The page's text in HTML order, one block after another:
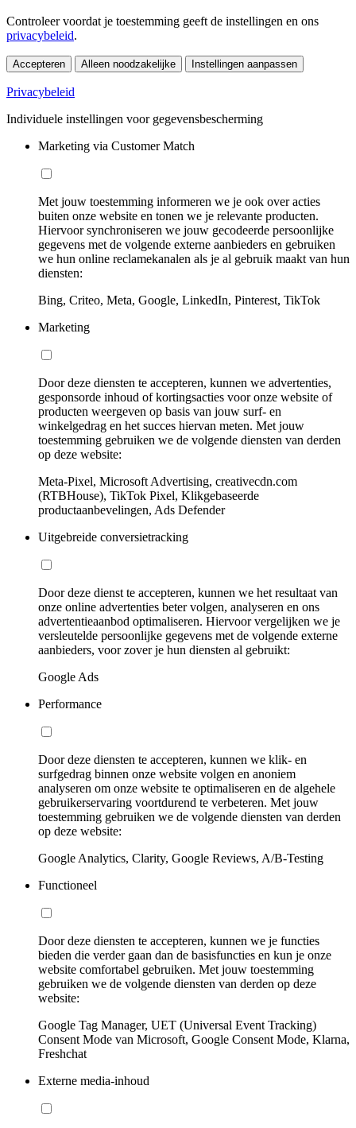
Controleer voordat je toestemming geeft de instellingen en ons
privacybeleid.
Accepteren Alleen noodzakelijke Instellingen aanpassen
Privacybeleid
Individuele instellingen voor gegevensbescherming
Marketing via Customer Match
Met jouw toestemming informeren we je ook over acties
buiten onze website en tonen we je relevante producten.
Hiervoor synchroniseren we jouw gecodeerde persoonlijke
gegevens met de volgende externe aanbieders en gebruiken
we hun online reclamekanalen als je al gebruik maakt van hun
diensten:
Bing, Criteo, Meta, Google, LinkedIn, Pinterest, TikTok
Marketing
Door deze diensten te accepteren, kunnen we advertenties,
gesponsorde inhoud of kortingsacties voor onze website of
producten weergeven op basis van jouw surf- en
winkelgedrag en het succes hiervan meten. Met jouw
toestemming gebruiken we de volgende diensten van derden
op deze website:
Meta-Pixel, Microsoft Advertising, creativecdn.com
(RTBHouse), TikTok Pixel, Klikgebaseerde
productaanbevelingen, Ads Defender
Uitgebreide conversietracking
Door deze dienst te accepteren, kunnen we het resultaat van
onze online advertenties beter volgen, analyseren en ons
advertentieaanbod optimaliseren. Hiervoor vergelijken we je
versleutelde persoonlijke gegevens met de volgende externe
aanbieders, voor zover je hun diensten al gebruikt:
Google Ads
Performance
Door deze diensten te accepteren, kunnen we klik- en
surfgedrag binnen onze website volgen en anoniem
analyseren om onze website te optimaliseren en de algehele
gebruikerservaring voortdurend te verbeteren. Met jouw
toestemming gebruiken we de volgende diensten van derden
op deze website:
Google Analytics, Clarity, Google Reviews, A/B-Testing
Functioneel
Door deze diensten te accepteren, kunnen we je functies
bieden die verder gaan dan de basisfuncties en kun je onze
website comfortabel gebruiken. Met jouw toestemming
gebruiken we de volgende diensten van derden op deze
website:
Google Tag Manager, UET (Universal Event Tracking)
Consent Mode van Microsoft, Google Consent Mode, Klarna,
Freshchat
Externe media-inhoud